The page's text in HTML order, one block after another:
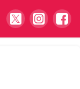
görüntü!